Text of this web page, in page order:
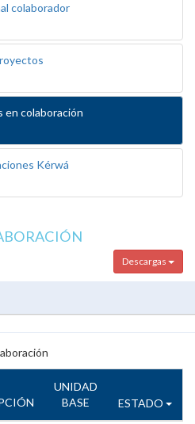
colaborador
en colaboración
Kérwá
Descargas
UNIDAD
BASE
ESTADO